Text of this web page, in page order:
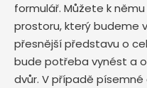
formulář. Můžete k
prostoru, který budeme
přesnější představu o
bude potřeba vynést a
dvůr. V případě